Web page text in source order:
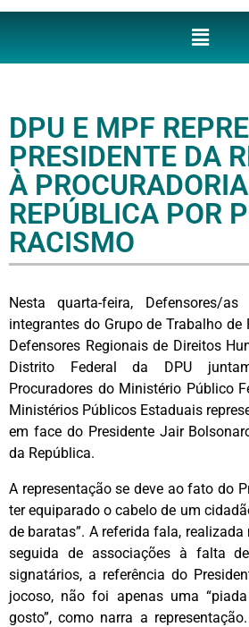
DPU E MPF
PRESIDENTE DA
À
REPÚBLICA POR
RACISMO
Nesta quarta-feira, Defensores/as
integrantes do Grupo de Trabalho
Defensores Regionais de Direitos
Distrito Federal da DPU
Procuradores do Ministério Público
Ministérios Públicos Estaduais
em face do Presidente Jair
da República.
A representação se deve ao fato do
ter equiparado o cabelo de um
de baratas”. A referida fala,
seguida de associações à falta
signatários, a referência do
jocoso, não foi apenas uma
gosto”, como narra a